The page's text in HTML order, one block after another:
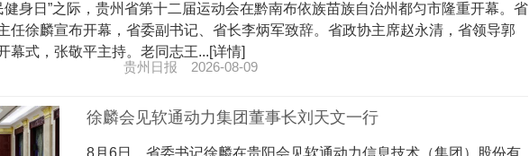
健身日”之际，贵州省第十二届运动会在黔南布依族苗族自治州都匀市隆重开幕。省
任徐麟宣布开幕，省委副书记、省长李炳军致辞。省政协主席赵永清，省领导郭
幕式，张敬平主持。老同志王...[详情]
贵州日报
2026-08-09
徐麟会见软通动力集团董事长刘天文一行
8月6日，省委书记徐麟在贵阳会见软通动力信息技术（集团）股份有